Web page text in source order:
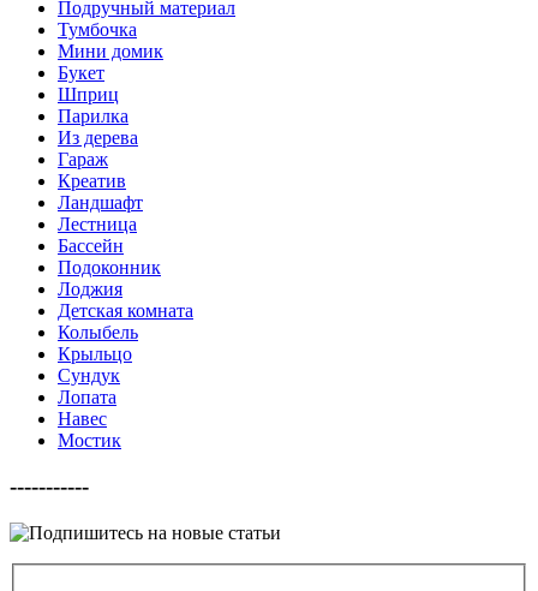
Подручный материал
Тумбочка
Мини домик
Букет
Шприц
Парилка
Из дерева
Гараж
Креатив
Ландшафт
Лестница
Бассейн
Подоконник
Лоджия
Детская комната
Колыбель
Крыльцо
Сундук
Лопата
Навес
Мостик
-----------